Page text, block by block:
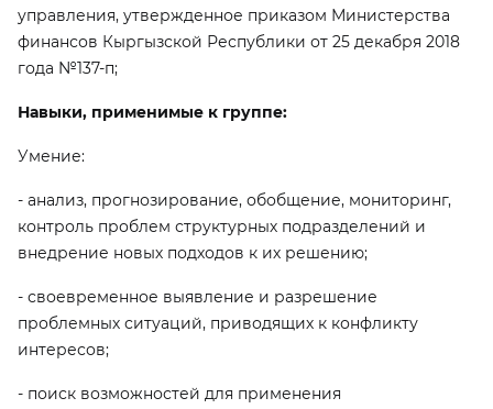
управления, утвержденное приказом Министерства
финансов Кыргызской Республики от 25 декабря 2018
года №137-п;
Навыки, применимые к группе:
Умение:
- анализ, прогнозирование, обобщение, мониторинг,
контроль проблем структурных подразделений и
внедрение новых подходов к их решению;
- своевременное выявление и разрешение
проблемных ситуаций, приводящих к конфликту
интересов;
- поиск возможностей для применения